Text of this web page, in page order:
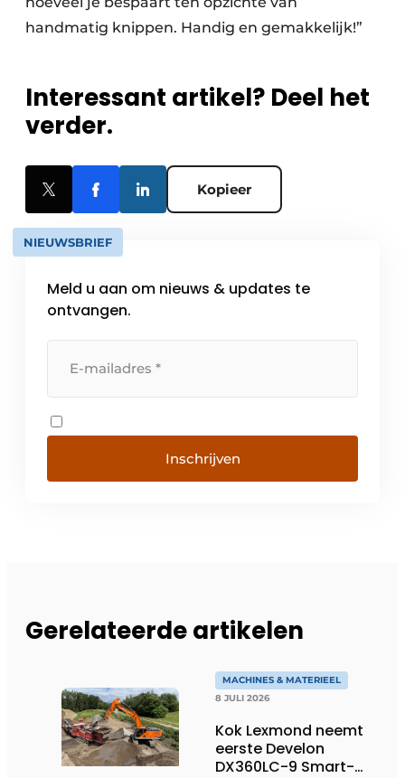
handmatig knippen. Handig en gemakkelijk!”
Interessant artikel? Deel het
verder.
Kopieer
NIEUWSBRIEF
Meld u aan om nieuws & updates te
ontvangen.
Inschrijven
Gerelateerde artikelen
MACHINES & MATERIEEL
8 JULI 2026
Kok Lexmond neemt
eerste Develon
DX360LC-9 Smart-